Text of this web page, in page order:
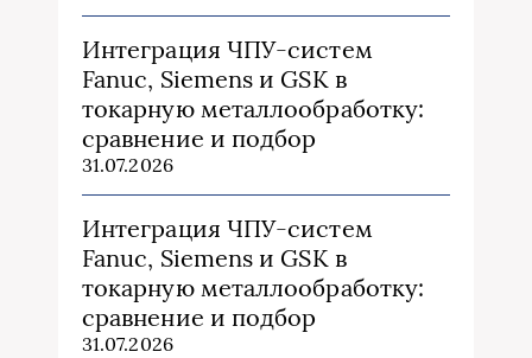
Интеграция ЧПУ-систем
Fanuc, Siemens и GSK в
токарную металлообработку:
сравнение и подбор
31.07.2026
Интеграция ЧПУ-систем
Fanuc, Siemens и GSK в
токарную металлообработку:
сравнение и подбор
31.07.2026